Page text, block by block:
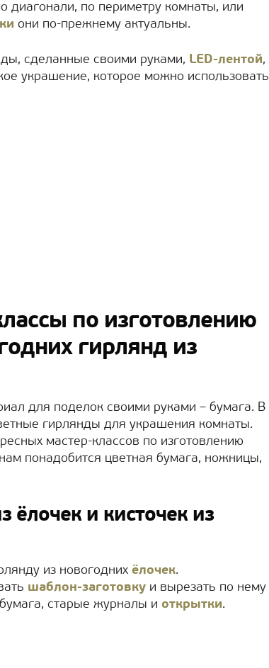
диагонали, по периметру комнаты, или
они по-прежнему актуальны.
сделанные своими руками, LED-лентой,
украшение, которое можно использовать
по изготовлению
гирлянд из
для поделок своими руками – бумага. В
гирлянды для украшения комнаты.
мастер-классов по изготовлению
понадобится цветная бумага, ножницы,
ёлочек и кисточек из
из новогодних ёлочек.
шаблон-заготовку и вырезать по нему
старые журналы и открытки.